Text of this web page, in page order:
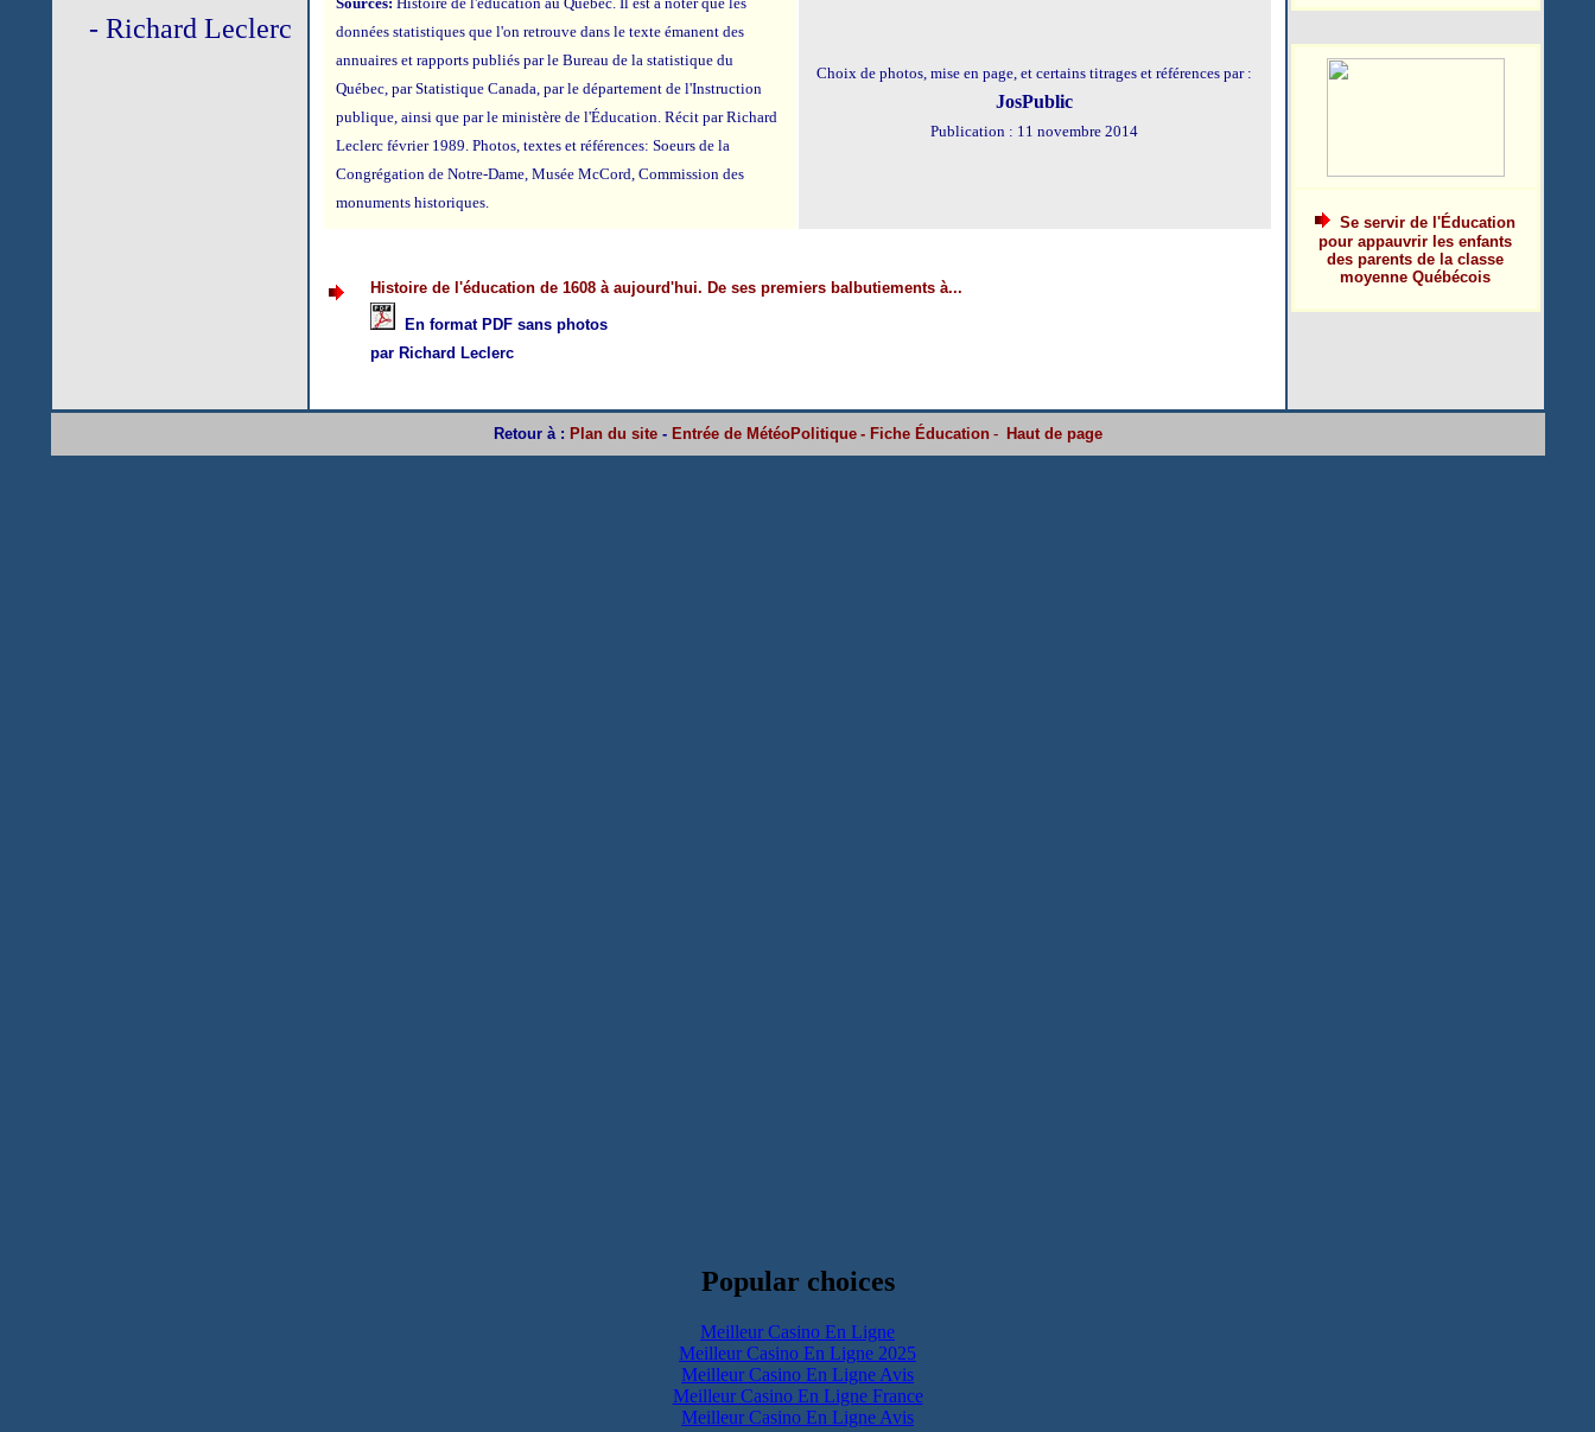
- Richard Leclerc
données statistiques que l'on retrouve dans le texte émanent des
annuaires et rapports publiés par le Bureau de la statistique du
Québec, par Statistique Canada, par le département de l'Instruction
publique, ainsi que par le ministère de l'Éducation. Récit par Richard
Leclerc février 1989. Photos, textes et références: Soeurs de la
Congrégation de Notre-Dame, Musée McCord, Commission des
monuments historiques.
Choix de photos, mise en page, et certains titrages et références par :
JosPublic
Publication : 11 novembre 2014
Histoire de l'éducation de 1608 à aujourd'hui. De ses premiers balbutiements à...
En format PDF sans photos
par Richard Leclerc
Se servir de l'Éducation
pour appauvrir les enfants
des parents de la classe
moyenne Québécois
Retour à : Plan du site- Entrée de MétéoPolitique - Fiche Éducation- Haut de page
Popular choices
Meilleur Casino En Ligne
Meilleur Casino En Ligne 2025
Meilleur Casino En Ligne Avis
Meilleur Casino En Ligne France
Meilleur Casino En Ligne Avis